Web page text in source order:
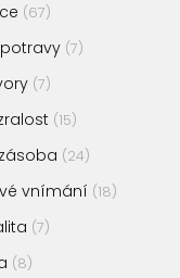
(67)
(7)
(7)
(15)
(24)
vnímání (18)
(7)
(8)